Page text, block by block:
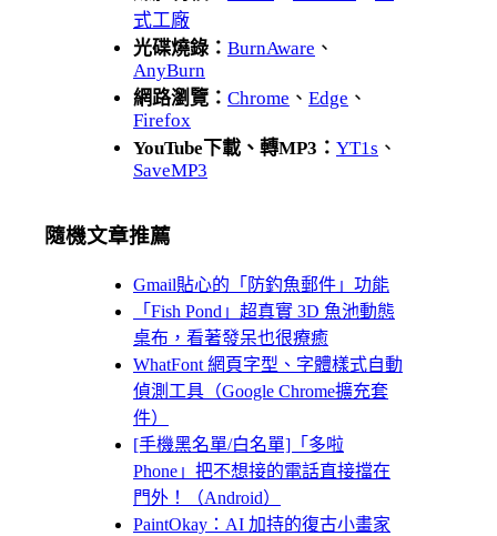
式工廠
光碟燒錄： BurnAware 、
AnyBurn
網路瀏覽： Chrome 、 Edge 、
Firefox
YouTube下載、轉MP3： YT1s 、
SaveMP3
隨機文章推薦
Gmail貼心的「防釣魚郵件」功能
「Fish Pond」超真實 3D 魚池動態
桌布，看著發呆也很療癒
WhatFont 網頁字型、字體樣式自動
偵測工具（Google Chrome擴充套
件）
[手機黑名單/白名單]「多啦
Phone」把不想接的電話直接擋在
門外！（Android）
PaintOkay：AI 加持的復古小畫家